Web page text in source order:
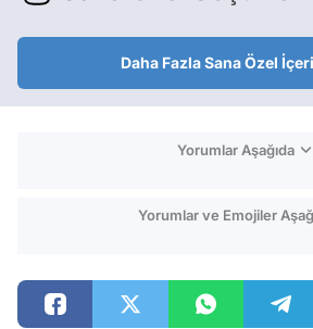
Daha Fazla Sana Özel
Yorumlar Aşağıda
Yorumlar ve Emojiler